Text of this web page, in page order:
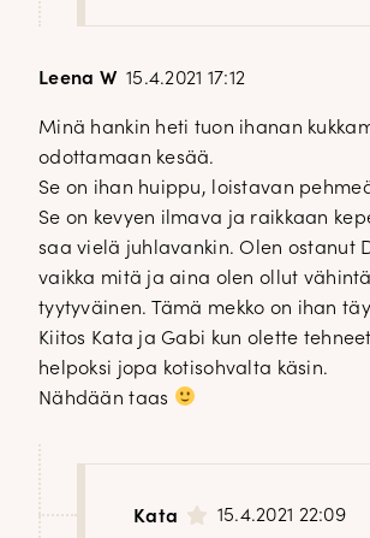
Leena W 15.4.2021 17:12
Minä hankin heti tuon ihanan
odottamaan kesää.
Se on ihan huippu, loistavan
Se on kevyen ilmava ja raikkaan
saa vielä juhlavankin. Olen ostanut
vaikka mitä ja aina olen ollut
tyytyväinen. Tämä mekko on ihan
Kiitos Kata ja Gabi kun olette
helpoksi jopa kotisohvalta käsin.
Nähdään taas
Kata 15.4.2021 22:09